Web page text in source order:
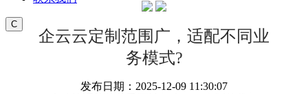
C
企云云定制范围广，适配不同业
务模式?
发布日期：2025-12-09 11:30:07